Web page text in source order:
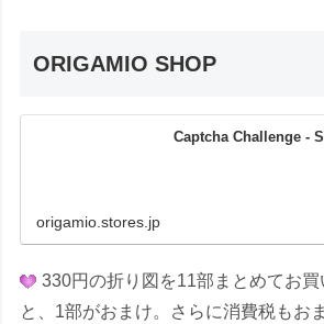
ORIGAMIO SHOP
Captcha Challenge -
origamio.stores.jp
330円の折り図を11部まとめてお買
と、1部がおまけ。さらに消費税もおま